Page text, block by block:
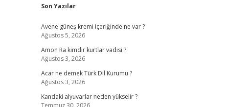
Sidebar
Son Yazılar
Avene güneş kremi içeriğinde ne var ?
Ağustos 5, 2026
Amon Ra kimdir kurtlar vadisi ?
Ağustos 3, 2026
Acar ne demek Türk Dil Kurumu ?
Ağustos 3, 2026
Kandaki alyuvarlar neden yükselir ?
Temmuz 30, 2026